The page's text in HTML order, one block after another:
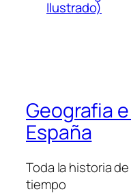
Ilustrado)
Geografia
España
Toda la historia
tiempo